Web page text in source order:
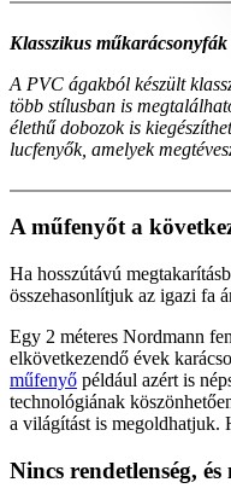
Klasszikus műkarácsonyfák
A PVC ágakból készült
több stílusban is
élethű dobozok is
lucfenyők, amelyek
A műfenyőt a
Ha hosszútávú
összehasonlítjuk az igazi fa
Egy 2 méteres Nordmann
elkövetkezendő évek
műfenyő például azért is
technológiának
a világítást is megoldhatjuk.
Nincs rendetlenség,